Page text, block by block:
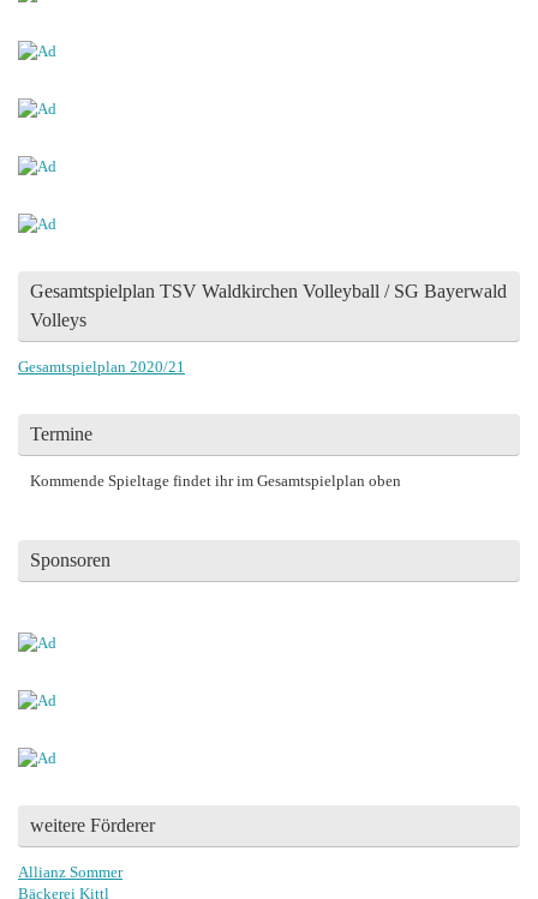
Gesamtspielplan TSV Waldkirchen Volleyball / SG Bayerwald
Volleys
Gesamtspielplan 2020/21
Termine
Kommende Spieltage findet ihr im Gesamtspielplan oben
Sponsoren
weitere Förderer
Allianz Sommer
Bäckerei Kittl